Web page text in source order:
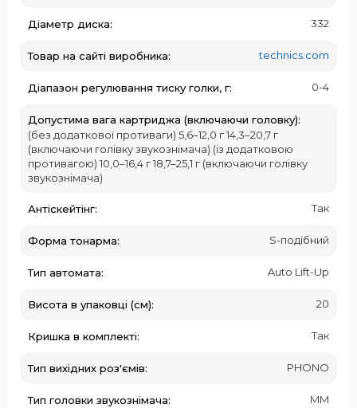
Діаметр диска: 332
Товар на сайті виробника: technics.com
Діапазон регулювання тиску голки, г: 0-4
Допустима вага картриджа (включаючи головку):
(без додаткової противаги) 5,6–12,0 г 14,3–20,7 г
(включаючи голівку звукознімача) (із додатковою
противагою) 10,0–16,4 г 18,7–25,1 г (включаючи голівку
звукознімача)
Антіскейтінг: Так
Форма тонарма: S-подібний
Тип автомата: Auto Lift-Up
Висота в упаковці (см): 20
Кришка в комплекті: Так
Тип вихідних роз'ємів: PHONO
Тип головки звукознімача: MM